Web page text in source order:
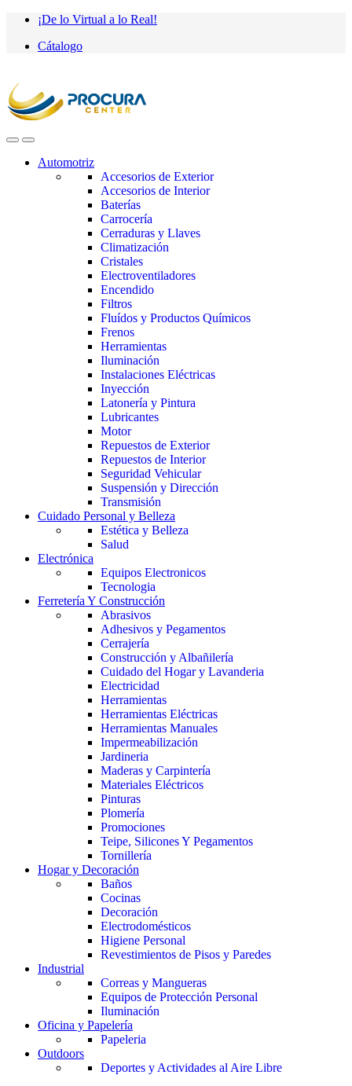
Saltar
navegación
saltar
contenido
¡De lo Virtual a lo Real!
Cátalogo
Automotriz
Accesorios de Exterior
Accesorios de Interior
Baterías
Carrocería
Cerraduras y Llaves
Climatización
Cristales
Electroventiladores
Encendido
Filtros
Fluídos y Productos Químicos
Frenos
Herramientas
Iluminación
Instalaciones Eléctricas
Inyección
Latonería y Pintura
Lubricantes
Motor
Repuestos de Exterior
Repuestos de Interior
Seguridad Vehicular
Suspensión y Dirección
Transmisión
Cuidado Personal y Belleza
Estética y Belleza
Salud
Electrónica
Equipos Electronicos
Tecnologia
Ferretería Y Construcción
Abrasivos
Adhesivos y Pegamentos
Cerrajería
Construcción y Albañilería
Cuidado del Hogar y Lavanderia
Electricidad
Herramientas
Herramientas Eléctricas
Herramientas Manuales
Impermeabilización
Jardineria
Maderas y Carpintería
Materiales Eléctricos
Pinturas
Plomería
Promociones
Teipe, Silicones Y Pegamentos
Tornillería
Hogar y Decoración
Baños
Cocinas
Decoración
Electrodomésticos
Higiene Personal
Revestimientos de Pisos y Paredes
Industrial
Correas y Mangueras
Equipos de Protección Personal
Iluminación
Oficina y Papelería
Papeleria
Outdoors
Deportes y Actividades al Aire Libre